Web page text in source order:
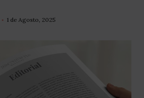
1 de Agosto, 2025